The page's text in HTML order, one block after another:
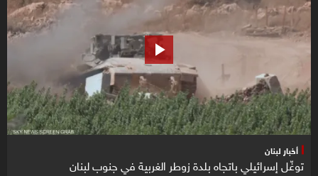
أخبار لبنان
توغّل إسرائيلي باتجاه بلدة زوطر الغربية في جنوب لبنان